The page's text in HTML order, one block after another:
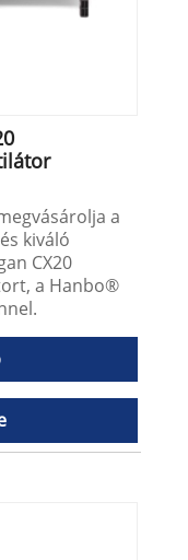
a
kiváló
CX20
a Hanbo®